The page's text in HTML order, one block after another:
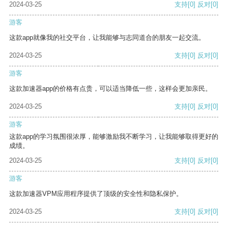
2024-03-25
支持[0] 反对[0]
游客
这款app就像我的社交平台，让我能够与志同道合的朋友一起交流。
2024-03-25 支持[0] 反对[0]
游客
这款加速器app的价格有点贵，可以适当降低一些，这样会更加亲民。
2024-03-25 支持[0] 反对[0]
游客
这款app的学习氛围很浓厚，能够激励我不断学习，让我能够取得更好的
成绩。
2024-03-25
支持[0] 反对[0]
游客
这款加速器VPM应用程序提供了顶级的安全性和隐私保护。
2024-03-25 支持[0] 反对[0]